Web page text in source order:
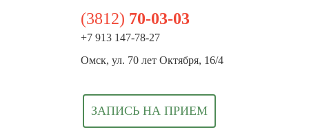
(3812) 70-03-03
+7 913 147-78-27
Омск, ул. 70 лет Октября, 16/4
ЗАПИСЬ НА ПРИЕМ